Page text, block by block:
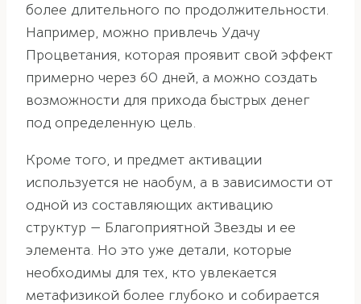
более длительного по продолжительности.
Например, можно привлечь Удачу
Процветания, которая проявит свой эффект
примерно через 60 дней, а можно создать
возможности для прихода быстрых денег
под определенную цель.
Кроме того, и предмет активации
используется не наобум, а в зависимости от
одной из составляющих активацию
структур — Благоприятной Звезды и ее
элемента. Но это уже детали, которые
необходимы для тех, кто увлекается
метафизикой более глубоко и собирается